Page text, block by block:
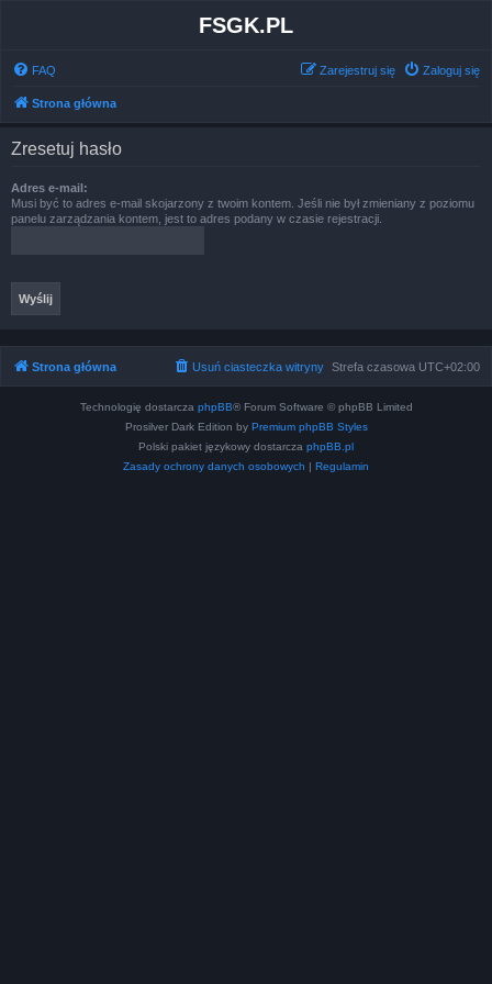
FSGK.PL
FAQ Zaloguj się
Zarejestruj się
Strona główna
Zresetuj hasło
Adres e-mail:
Musi być to adres e-mail skojarzony z twoim kontem. Jeśli nie był zmieniany z poziomu
panelu zarządzania kontem, jest to adres podany w czasie rejestracji.
Strona główna Strefa czasowa UTC+02:00
Usuń ciasteczka witryny
Technologię dostarcza phpBB® Forum Software © phpBB Limited
Prosilver Dark Edition by Premium phpBB Styles
Polski pakiet językowy dostarcza phpBB.pl
Zasady ochrony danych osobowych | Regulamin